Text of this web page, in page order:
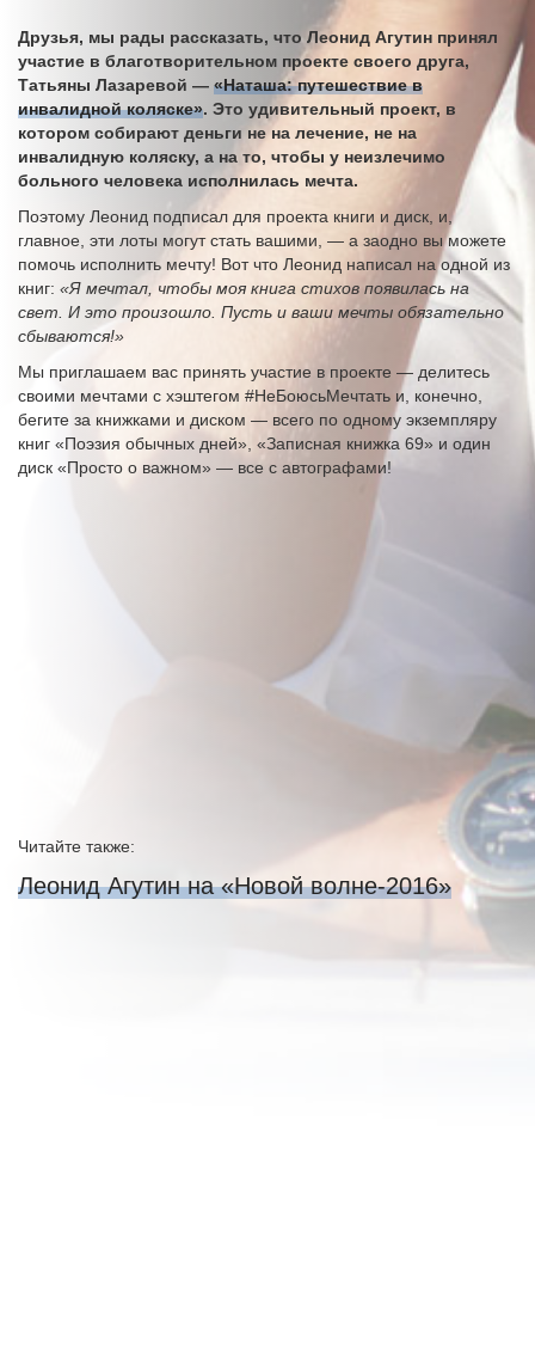
Друзья, мы рады рассказать, что Леонид Агутин принял
участие в благотворительном проекте своего друга,
Татьяны Лазаревой — «Наташа: путешествие в
инвалидной коляске». Это удивительный проект, в
котором собирают деньги не на лечение, не на
инвалидную коляску, а на то, чтобы у неизлечимо
больного человека исполнилась мечта.
Поэтому Леонид подписал для проекта книги и диск, и,
главное, эти лоты могут стать вашими, — а заодно вы можете
помочь исполнить мечту! Вот что Леонид написал на одной из
книг: «Я мечтал, чтобы моя книга стихов появилась на
свет. И это произошло. Пусть и ваши мечты обязательно
сбываются!»
Мы приглашаем вас принять участие в проекте — делитесь
своими мечтами с хэштегом #НеБоюсьМечтать и, конечно,
бегите за книжками и диском — всего по одному экземпляру
книг «Поэзия обычных дней», «Записная книжка 69» и один
диск «Просто о важном» — все с автографами!
Читайте также:
Леонид Агутин на «Новой волне-2016»